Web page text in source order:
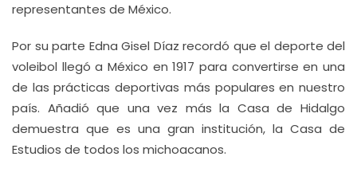
representantes de México.
Por su parte Edna Gisel Díaz recordó que el deporte del
voleibol llegó a México en 1917 para convertirse en una
de las prácticas deportivas más populares en nuestro
país. Añadió que una vez más la Casa de Hidalgo
demuestra que es una gran institución, la Casa de
Estudios de todos los michoacanos.